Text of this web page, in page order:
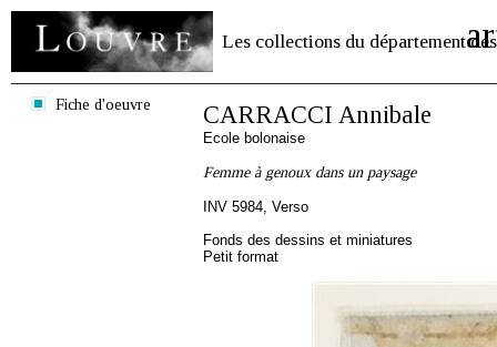
Les collections du département des
Fiche d'oeuvre CARRACCI Annibale
Ecole bolonaise
Femme à genoux dans un paysage
INV 5984, Verso
Fonds des dessins et miniatures
Petit format